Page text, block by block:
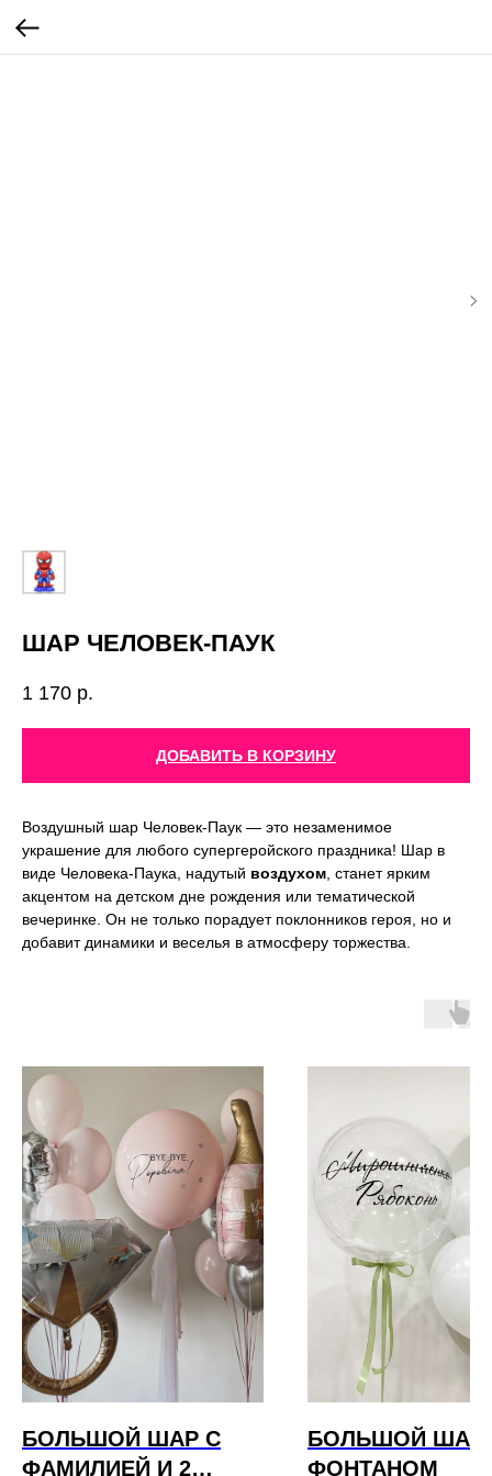
ШАР ЧЕЛОВЕК-ПАУК
1 170 р.
ДОБАВИТЬ В КОРЗИНУ
Воздушный шар Человек-Паук — это незаменимое
украшение для любого супергеройского праздника! Шар в
виде Человека-Паука, надутый воздухом, станет ярким
акцентом на детском дне рождения или тематической
вечеринке. Он не только порадует поклонников героя, но и
добавит динамики и веселья в атмосферу торжества.
БОЛЬШОЙ ШАР С
ФАМИЛИЕЙ И 2
БОЛЬШОЙ ШАР
ФОНТАНОМ